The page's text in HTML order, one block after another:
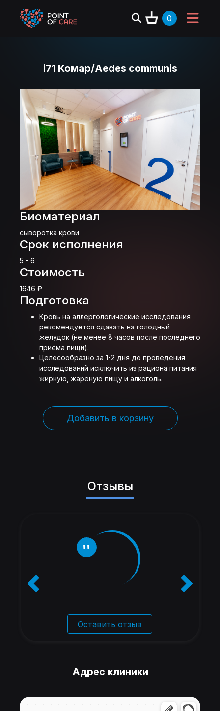
0
i71 Комар/Aedes communis
Биоматериал
сыворотка крови
Срок исполнения
5 - 6
Стоимость
1646 ₽
Подготовка
Кровь на аллергологические исследования
рекомендуется сдавать на голодный
желудок (не менее 8 часов после последнего
приёма пищи).
Целесообразно за 1-2 дня до проведения
исследований исключить из рациона питания
жирную, жареную пищу и алкоголь.
Добавить в корзину
Отзывы
Оставить отзыв
Адрес клиники